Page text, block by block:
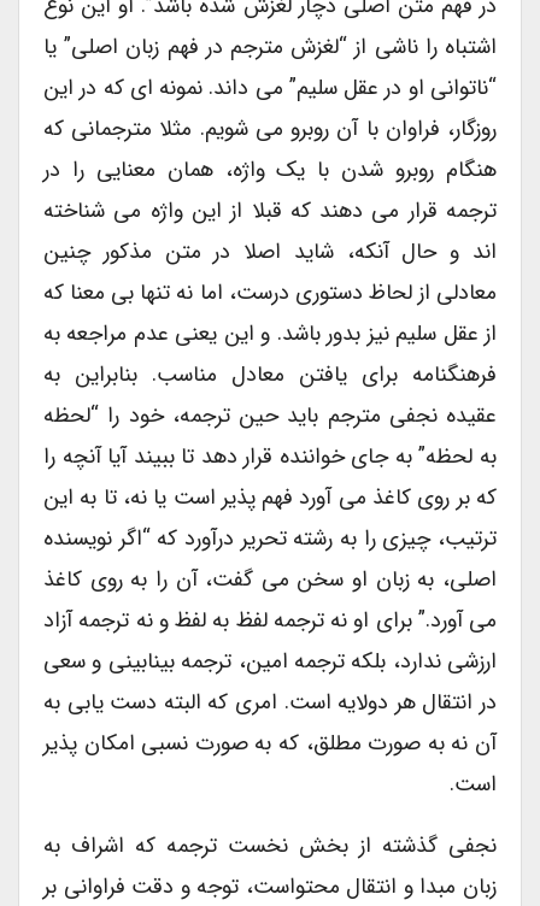
اشتباه را ناشی از “لغزش مترجم در فهم زبان اصلی” یا
“ناتوانی او در عقل سلیم” می داند. نمونه ای که در این
روزگار، فراوان با آن روبرو می شویم. مثلا مترجمانی که
هنگام روبرو شدن با یک واژه، همان معنایی را در
ترجمه قرار می دهند که قبلا از این واژه می شناخته
اند و حال آنکه، شاید اصلا در متن مذکور چنین
معادلی از لحاظ دستوری درست، اما نه تنها بی معنا که
از عقل سلیم نیز بدور باشد. و این یعنی عدم مراجعه به
فرهنگنامه برای یافتن معادل مناسب. بنابراین به
عقیده نجفی مترجم باید حین ترجمه، خود را “لحظه
به لحظه” به جای خواننده قرار دهد تا ببیند آیا آنچه را
که بر روی کاغذ می آورد فهم پذیر است یا نه، تا به این
ترتیب، چیزی را به رشته تحریر درآورد که “اگر نویسنده
اصلی، به زبان او سخن می گفت، آن را به روی کاغذ
می آورد.” برای او نه ترجمه لفظ به لفظ و نه ترجمه آزاد
ارزشی ندارد، بلکه ترجمه امین، ترجمه بینابینی و سعی
در انتقال هر دولایه است. امری که البته دست یابی به
آن نه به صورت مطلق، که به صورت نسبی امکان پذیر
است.
نجفی گذشته از بخش نخست ترجمه که اشراف به
زبان مبدا و انتقال محتواست، توجه و دقت فراوانی بر